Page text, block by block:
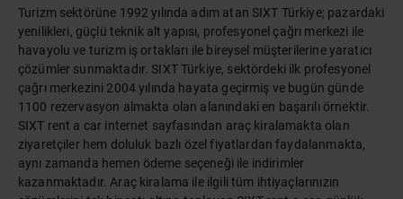
Turizm sektörüne 1992 yılında adım atan SIXT Türkiye; pazardaki
yenilikleri, güçlü teknik alt yapısı, profesyonel çağrı merkezi ile
havayolu ve turizm iş ortakları ile bireysel müşterilerine yaratıcı
çözümler sunmaktadır. SIXT Türkiye, sektördeki ilk profesyonel
çağrı merkezini 2004 yılında hayata geçirmiş ve bugün günde
1100 rezervasyon almakta olan alanındaki en başarılı örnektir.
SIXT rent a car internet sayfasından araç kiralamakta olan
ziyaretçiler hem doluluk bazlı özel fiyatlardan faydalanmakta,
aynı zamanda hemen ödeme seçeneği ile indirimler
kazanmaktadır. Araç kiralama ile ilgili tüm ihtiyaçlarınızın